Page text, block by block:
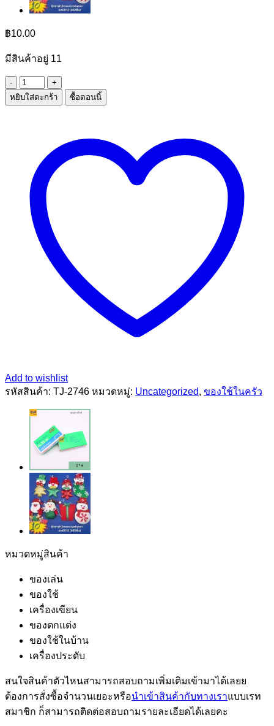
฿10.00
มีสินค้าอยู่ 11
จำนวน
ช้อน
หยิบใส่ตะกร้า ซื้อตอนนี้
Add to wishlist
รหัสสินค้า: TJ-2746 หมวดหมู่: Uncategorized, ของใช้ในครัว
หมวดหมู่สินค้า
ของเล่น
ของใช้
เครื่องเขียน
ของตกแต่ง
ของใช้ในบ้าน
เครื่องประดับ
สนใจสินค้าตัวไหนสามารถสอบถามเพิ่มเติมเข้ามาได้เลยย
ต้องการสั่งซื้อจำนวนเยอะหรือนำเข้าสินค้ากับทางเราแบบเรท
สมาชิก ก็สามารถติดต่อสอบถามรายละเอียดได้เลยคะ